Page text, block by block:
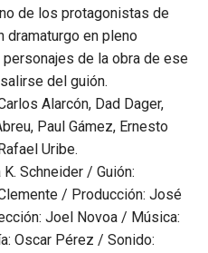
de los protagonistas de
dramaturgo en pleno
de la obra de ese
del guión.
Alarcón, Dad Dager,
Paul Gámez, Ernesto
Uribe.
Schneider / Guión:
/ Producción: José
Joel Novoa / Música:
Oscar Pérez / Sonido: